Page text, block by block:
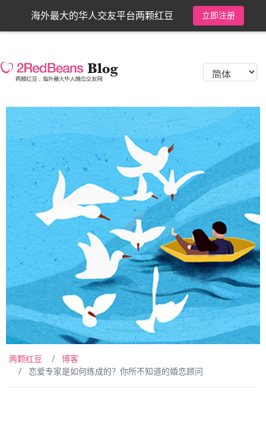
海外最大的华人交友平台两颗红豆 立即注册
两颗红豆
博客
恋爱专家是如何练成的？你所不知道的婚恋顾问